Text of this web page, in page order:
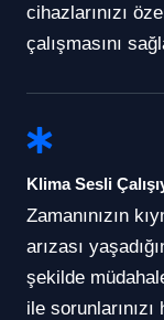
cihazlarınızı
çalışmasını
Klima Sesli
Zamanınızın
arızası
şekilde
ile